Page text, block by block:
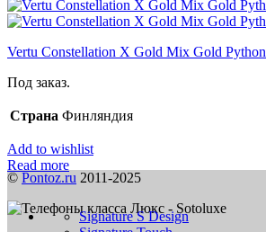
Vertu Constellation X Gold Mix Gold Python
Под заказ.
Страна Финляндия
Add to wishlist
Read more
© Pontoz.ru 2011-2025
Signature S Design